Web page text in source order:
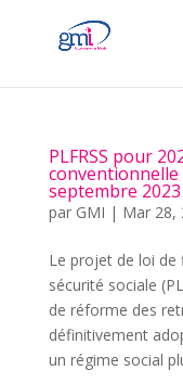
PLFRSS pour
septembre 2023
par GMI | Mar 28,
Le projet de loi de
sécurité sociale
de réforme des
définitivement
un régime social